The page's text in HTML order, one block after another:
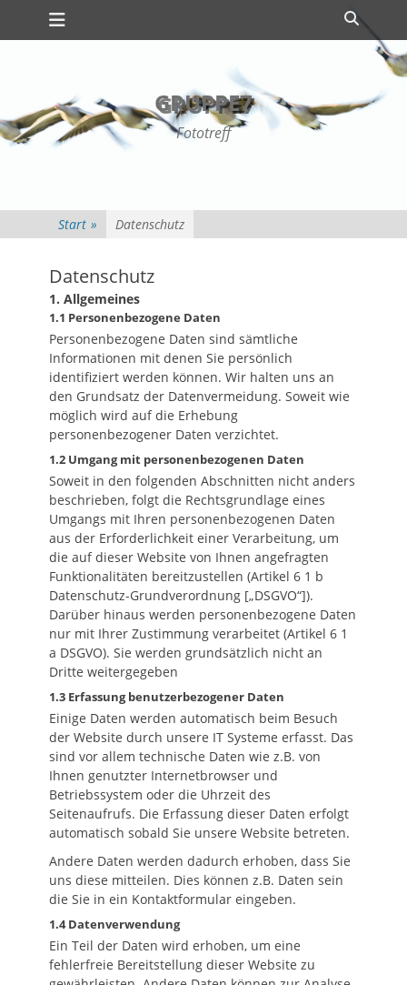
Zum
Inhalt
Primäres Menü
GRUPPE7
Fototreff
Start » Datenschutz
Datenschutz
1. Allgemeines
1.1 Personenbezogene Daten
Personenbezogene Daten sind sämtliche
Informationen mit denen Sie persönlich
identifiziert werden können. Wir halten uns an
den Grundsatz der Datenvermeidung. Soweit wie
möglich wird auf die Erhebung
personenbezogener Daten verzichtet.
1.2 Umgang mit personenbezogenen Daten
Soweit in den folgenden Abschnitten nicht anders
beschrieben, folgt die Rechtsgrundlage eines
Umgangs mit Ihren personenbezogenen Daten
aus der Erforderlichkeit einer Verarbeitung, um
die auf dieser Website von Ihnen angefragten
Funktionalitäten bereitzustellen (Artikel 6 1 b
Datenschutz-Grundverordnung [„DSGVO“]).
Darüber hinaus werden personenbezogene Daten
nur mit Ihrer Zustimmung verarbeitet (Artikel 6 1
a DSGVO). Sie werden grundsätzlich nicht an
Dritte weitergegeben
1.3 Erfassung benutzerbezogener Daten
Einige Daten werden automatisch beim Besuch
der Website durch unsere IT Systeme erfasst. Das
sind vor allem technische Daten wie z.B. von
Ihnen genutzter Internetbrowser und
Betriebssystem oder die Uhrzeit des
Seitenaufrufs. Die Erfassung dieser Daten erfolgt
automatisch sobald Sie unsere Website betreten.
Andere Daten werden dadurch erhoben, dass Sie
uns diese mitteilen. Dies können z.B. Daten sein
die Sie in ein Kontaktformular eingeben.
1.4 Datenverwendung
Ein Teil der Daten wird erhoben, um eine
fehlerfreie Bereitstellung dieser Website zu